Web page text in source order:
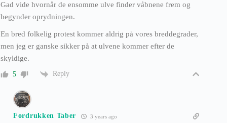
Gad vide hvornår de ensomme ulve finder våbnene frem og
begynder oprydningen.
En bred folkelig protest kommer aldrig på vores breddegrader,
men jeg er ganske sikker på at ulvene kommer efter de
skyldige.
5 Reply
Fordrukken Taber 3 years ago